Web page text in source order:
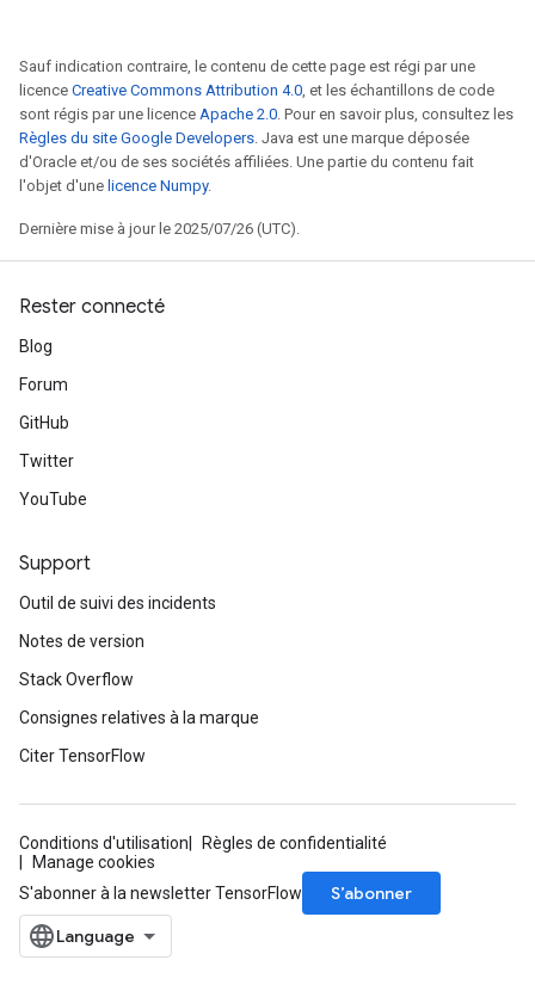
Sauf indication contraire, le contenu de cette page est régi par une
licence Creative Commons Attribution 4.0, et les échantillons de code
sont régis par une licence Apache 2.0. Pour en savoir plus, consultez les
Règles du site Google Developers. Java est une marque déposée
d'Oracle et/ou de ses sociétés affiliées. Une partie du contenu fait
l'objet d'une licence Numpy.
Dernière mise à jour le 2025/07/26 (UTC).
Rester connecté
Blog
Forum
GitHub
Twitter
YouTube
Support
Outil de suivi des incidents
Notes de version
Stack Overflow
Consignes relatives à la marque
Citer TensorFlow
Conditions d'utilisation
Règles de confidentialité
Manage cookies
S'abonner à la newsletter TensorFlow
S’abonner